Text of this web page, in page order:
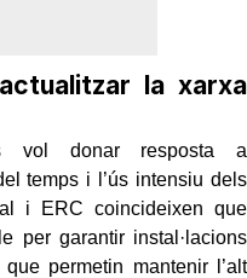
la xarxa
vol donar resposta a
temps i l’ús intensiu dels
i ERC coincideixen que
per garantir instal·lacions
permetin mantenir l’alt